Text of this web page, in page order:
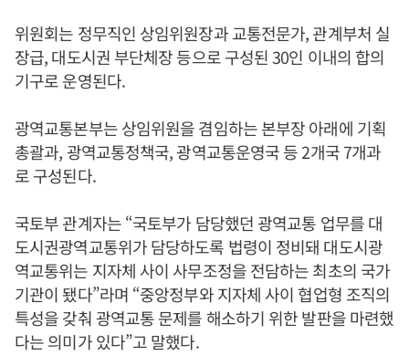
위원회는 정무직인 상임위원장과 교통전문가, 관계부처 실
장급, 대도시권 부단체장 등으로 구성된 30인 이내의 합의
기구로 운영된다.
광역교통본부는 상임위원을 겸임하는 본부장 아래에 기획
총괄과, 광역교통정책국, 광역교통운영국 등 2개국 7개과
로 구성된다.
국토부 관계자는 “국토부가 담당했던 광역교통 업무를 대
도시권광역교통위가 담당하도록 법령이 정비돼 대도시광
역교통위는 지자체 사이 사무조정을 전담하는 최초의 국가
기관이 됐다”라며 “중앙정부와 지자체 사이 협업형 조직의
특성을 갖춰 광역교통 문제를 해소하기 위한 발판을 마련했
다는 의미가 있다”고 말했다.